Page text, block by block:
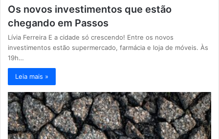
Os novos investimentos que estão
chegando em Passos
Lívia Ferreira E a cidade só crescendo! Entre os novos
investimentos estão supermercado, farmácia e loja de móveis. Às
19h…
Leia mais »